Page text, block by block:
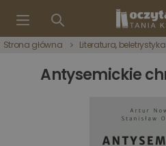
Strona główna Literatura, beletrystyka
Antysemickie